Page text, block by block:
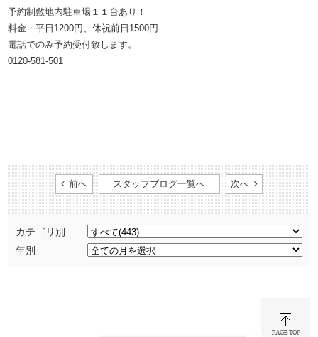
予約制敷地内駐車場１１台あり！
料金・平日1200円、休祝前日1500円
電話でのみ予約受付致します。
0120-581-501 ​​​​​​​​
前へ スタッフブログ一覧へ 次へ
カテゴリ別
年別